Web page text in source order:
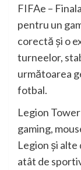
FIFAe –
pentru un
corectă și o
turneelor,
următoarea
fotbal.
Legion
gaming,
Legion și
atât de